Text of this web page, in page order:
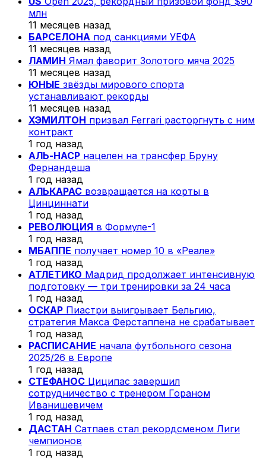
млн
11 месяцев назад
БАРСЕЛОНА под санкциями УЕФА
11 месяцев назад
ЛАМИН Ямал фаворит Золотого мяча 2025
11 месяцев назад
ЮНЫЕ звёзды мирового спорта
устанавливают рекорды
11 месяцев назад
ХЭМИЛТОН призвал Ferrari расторгнуть с ним
контракт
1 год назад
АЛЬ-НАСР нацелен на трансфер Бруну
Фернандеша
1 год назад
АЛЬКАРАС возвращается на корты в
Цинциннати
1 год назад
РЕВОЛЮЦИЯ в Формуле-1
1 год назад
МБАППЕ получает номер 10 в «Реале»
1 год назад
АТЛЕТИКО Мадрид продолжает интенсивную
подготовку — три тренировки за 24 часа
1 год назад
ОСКАР Пиастри выигрывает Бельгию,
стратегия Макса Ферстаппена не срабатывает
1 год назад
РАСПИСАНИЕ начала футбольного сезона
2025/26 в Европе
1 год назад
СТЕФАНОС Циципас завершил
сотрудничество с тренером Гораном
Иванишевичем
1 год назад
ДАСТАН Сатпаев стал рекордсменом Лиги
чемпионов
1 год назад